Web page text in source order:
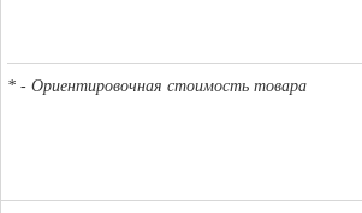
* - Ориентировочная стоимость товара